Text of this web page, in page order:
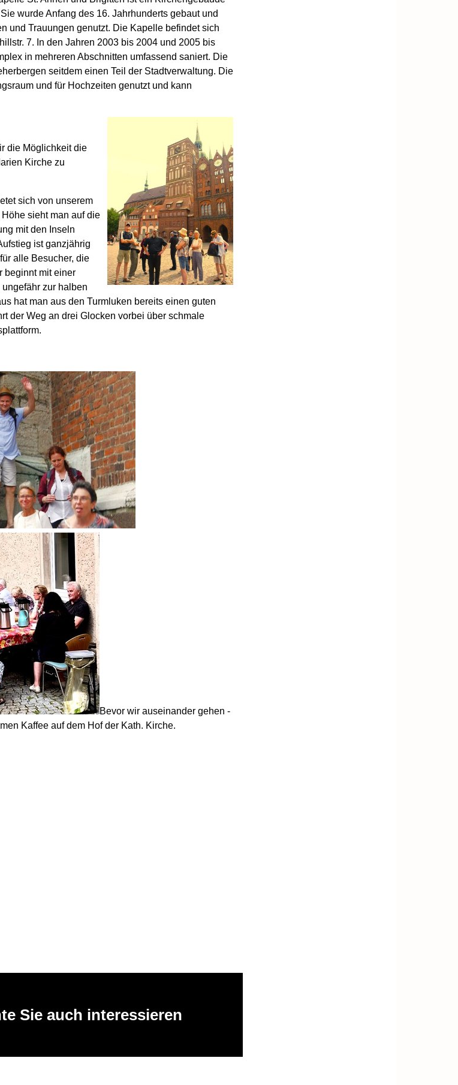
Sie wurde Anfang des 16. Jahrhunderts gebaut und
und Trauungen genutzt. Die Kapelle befindet sich
7. In den Jahren 2003 bis 2004 und 2005 bis
in mehreren Abschnitten umfassend saniert. Die
seitdem einen Teil der Stadtverwaltung. Die
und für Hochzeiten genutzt und kann
die Möglichkeit die
Kirche zu
sich von unserem
sieht man auf die
mit den Inseln
ist ganzjährig
alle Besucher, die
beginnt mit einer
zur halben
hat man aus den Turmluken bereits einen guten
der Weg an drei Glocken vorbei über schmale
Bevor wir auseinander gehen -
Kaffee auf dem Hof der Kath. Kirche.
Sie auch interessieren